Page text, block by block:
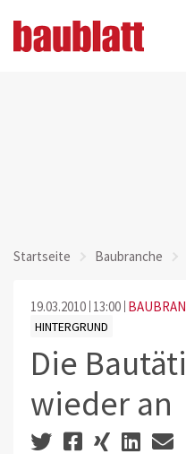
Startseite Baubranche
19.03.2010 13:00
HINTERGRUND
Die
wieder an